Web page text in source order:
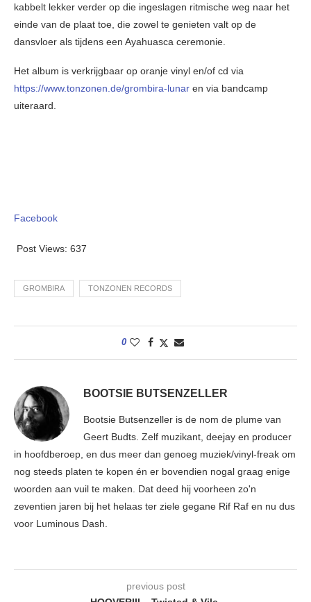
kabbelt lekker verder op die ingeslagen ritmische weg naar het
einde van de plaat toe, die zowel te genieten valt op de
dansvloer als tijdens een Ayahuasca ceremonie.
Het album is verkrijgbaar op oranje vinyl en/of cd via
https://www.tonzonen.de/grombira-lunar en via bandcamp
uiteraard.
Facebook
Post Views: 637
GROMBIRA TONZONEN RECORDS
0
BOOTSIE BUTSENZELLER
Bootsie Butsenzeller is de nom de plume van
Geert Budts. Zelf muzikant, deejay en producer
in hoofdberoep, en dus meer dan genoeg muziek/vinyl-freak om
nog steeds platen te kopen én er bovendien nogal graag enige
woorden aan vuil te maken. Dat deed hij voorheen zo'n
zeventien jaren bij het helaas ter ziele gegane Rif Raf en nu dus
voor Luminous Dash.
previous post